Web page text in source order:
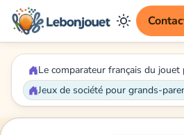
Le comparateur français du jouet